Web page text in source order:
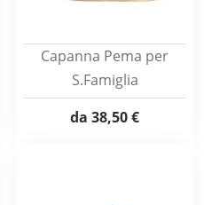
Capanna Pema per
S.Famiglia
da 38,50 €